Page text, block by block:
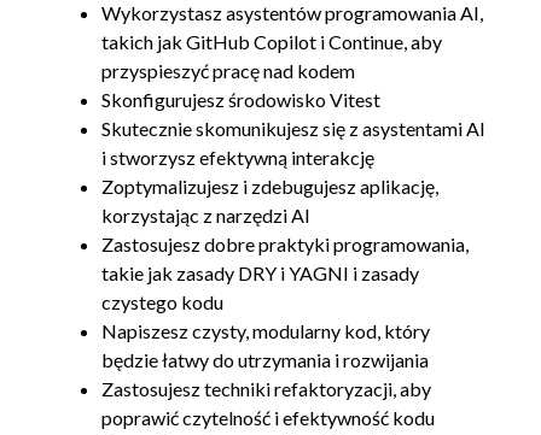
kroki
Wykorzystasz asystentów programowania AI,
takich jak GitHub Copilot i Continue, aby
przyspieszyć pracę nad kodem
Skonfigurujesz środowisko Vitest
Skutecznie skomunikujesz się z asystentami AI
i stworzysz efektywną interakcję
Zoptymalizujesz i zdebugujesz aplikację,
korzystając z narzędzi AI
Zastosujesz dobre praktyki programowania,
takie jak zasady DRY i YAGNI i zasady
czystego kodu
Napiszesz czysty, modularny kod, który
będzie łatwy do utrzymania i rozwijania
Zastosujesz techniki refaktoryzacji, aby
poprawić czytelność i efektywność kodu